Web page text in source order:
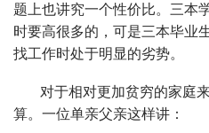
题上也讲究一个性价比。三本
时要高很多的，可是三本毕业
找工作时处于明显的劣势。
对于相对更加贫穷的家庭
算。一位单亲父亲这样讲：